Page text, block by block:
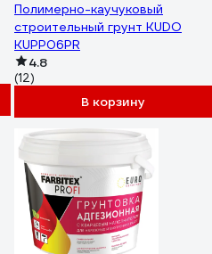
Полимерно-каучуковый
строительный грунт KUDO
KUPP06PR
4.8
(12)
В корзину